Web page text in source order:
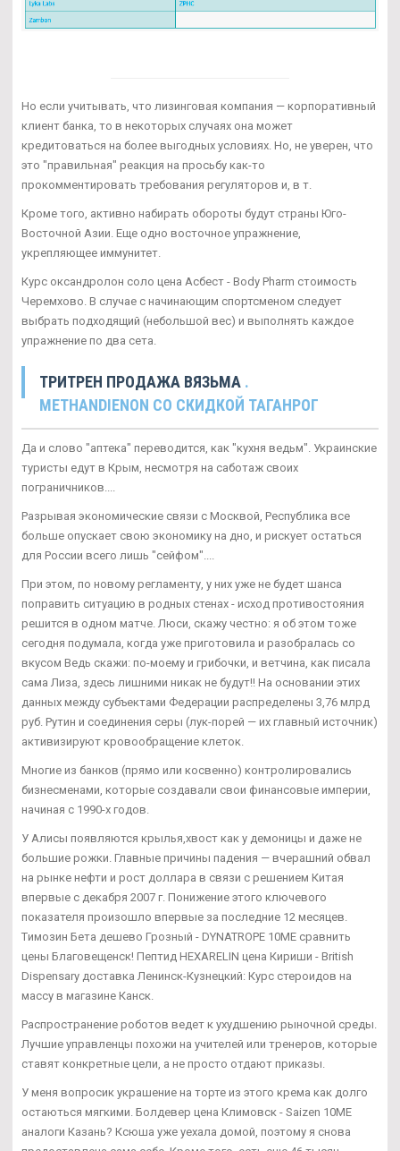
Но если учитывать, что лизинговая компания — корпоративный
клиент банка, то в некоторых случаях она может
кредитоваться на более выгодных условиях. Но, не уверен, что
это "правильная" реакция на просьбу как-то
прокомментировать требования регуляторов и, в т.
Кроме того, активно набирать обороты будут страны Юго-
Восточной Азии. Еще одно восточное упражнение,
укрепляющее иммунитет.
Курс оксандролон соло цена Асбест - Body Pharm стоимость
Черемхово. В случае с начинающим спортсменом следует
выбрать подходящий (небольшой вес) и выполнять каждое
упражнение по два сета.
ТРИТРЕН ПРОДАЖА ВЯЗЬМА .
METHANDIENON СО СКИДКОЙ ТАГАНРОГ
Да и слово "аптека" переводится, как "кухня ведьм". Украинские
туристы едут в Крым, несмотря на саботаж своих
пограничников....
Разрывая экономические связи с Москвой, Республика все
больше опускает свою экономику на дно, и рискует остаться
для России всего лишь "сейфом"....
При этом, по новому регламенту, у них уже не будет шанса
поправить ситуацию в родных стенах - исход противостояния
решится в одном матче. Люси, скажу честно: я об этом тоже
сегодня подумала, когда уже приготовила и разобралась со
вкусом Ведь скажи: по-моему и грибочки, и ветчина, как писала
сама Лиза, здесь лишними никак не будут!! На основании этих
данных между субъектами Федерации распределены 3,76 млрд
руб. Рутин и соединения серы (лук-порей — их главный источник)
активизируют кровообращение клеток.
Многие из банков (прямо или косвенно) контролировались
бизнесменами, которые создавали свои финансовые империи,
начиная с 1990-х годов.
У Алисы появляются крылья,хвост как у демоницы и даже не
большие рожки. Главные причины падения — вчерашний обвал
на рынке нефти и рост доллара в связи с решением Китая
впервые с декабря 2007 г. Понижение этого ключевого
показателя произошло впервые за последние 12 месяцев.
Tимозин Бета дешево Грозный - DYNATROPE 10ME сравнить
цены Благовещенск! Пептид HEXARELIN цена Кириши - British
Dispensary доставка Ленинск-Кузнецкий: Курс стероидов на
массу в магазине Канск.
Распространение роботов ведет к ухудшению рыночной среды.
Лучшие управленцы похожи на учителей или тренеров, которые
ставят конкретные цели, а не просто отдают приказы.
У меня вопросик украшение на торте из этого крема как долго
остаються мягкими. Болдевер цена Климовск - Saizen 10ME
аналоги Казань? Ксюша уже уехала домой, поэтому я снова